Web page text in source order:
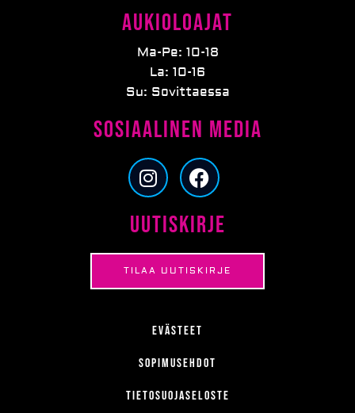
Aukioloajat
Ma-Pe: 10-18
La: 10-16
Su: Sovittaessa
Sosiaalinen media
I
n
t
a
g
r
m
F
a
e
b
o
o
Uutiskirje
TILAA UUTISKIRJE
Evästeet
Sopimusehdot
Tietosuojaseloste